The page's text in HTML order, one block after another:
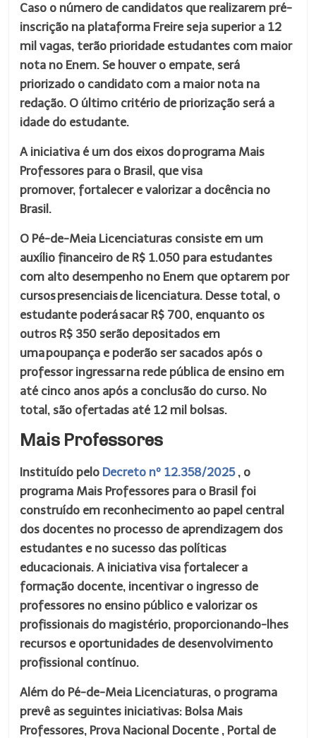
Caso o número de candidatos que realizarem pré-
inscrição na plataforma Freire seja superior a 12
mil vagas, terão prioridade estudantes com maior
nota no Enem. Se houver o empate, será
priorizado o candidato com a maior nota na
redação. O último critério de priorização será a
idade do estudante.
A iniciativa é um dos eixos do programa Mais
Professores para o Brasil, que visa
promover, fortalecer e valorizar a docência no
Brasil.
O Pé-de-Meia Licenciaturas consiste em um
auxílio financeiro de R$ 1.050 para estudantes
com alto desempenho no Enem que optarem por
cursos presenciais de licenciatura. Desse total, o
estudante poderá sacar R$ 700, enquanto os
outros R$ 350 serão depositados em
uma poupança e poderão ser sacados após o
professor ingressar na rede pública de ensino em
até cinco anos após a conclusão do curso. No
total, são ofertadas até 12 mil bolsas.
Mais Professores
Instituído pelo Decreto nº 12.358/2025 , o
programa Mais Professores para o Brasil foi
construído em reconhecimento ao papel central
dos docentes no processo de aprendizagem dos
estudantes e no sucesso das políticas
educacionais. A iniciativa visa fortalecer a
formação docente, incentivar o ingresso de
professores no ensino público e valorizar os
profissionais do magistério, proporcionando-lhes
recursos e oportunidades de desenvolvimento
profissional contínuo.
Além do Pé-de-Meia Licenciaturas, o programa
prevê as seguintes iniciativas: Bolsa Mais
Professores, Prova Nacional Docente , Portal de